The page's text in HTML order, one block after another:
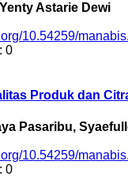
Astarie Dewi
10.54259/
0
Produk dan
Pasaribu,
10.54259/
0